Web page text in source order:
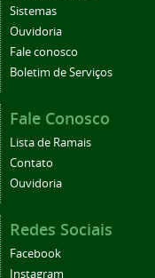
Sistemas
Ouvidoria
Fale conosco
Boletim de Serviços
Fale Conosco
Lista de Ramais
Contato
Ouvidoria
Redes Sociais
Facebook
Instagram